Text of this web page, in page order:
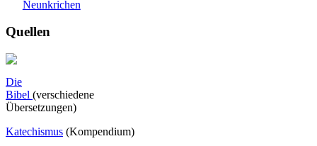
Neunkrichen
Quellen
Die
Bibel (verschiedene
Übersetzungen)
Katechismus (Kompendium)